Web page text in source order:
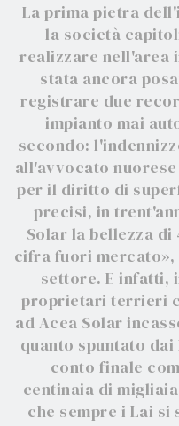
La prima pietra
la società
realizzare nell'area
stata ancora
registrare due
impianto mai
secondo:
all'avvocato
per il diritto di
precisi, in
Solar la bellezza di
cifra fuori mercato»,
settore. E infatti,
proprietari terrieri
ad Acea Solar
quanto spuntato dai
conto finale
centinaia di
che sempre i Lai